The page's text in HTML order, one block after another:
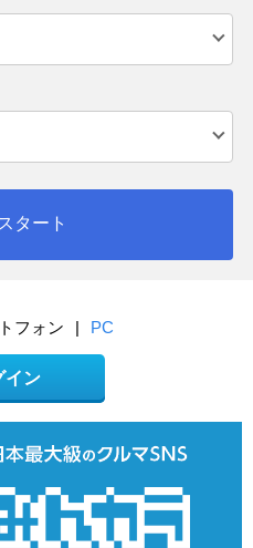
タート
フォン | PC
イン